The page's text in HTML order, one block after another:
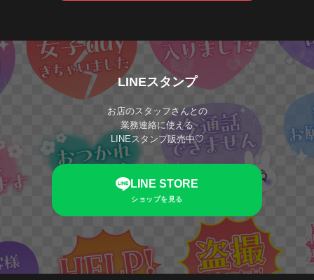
LINEスタンプ
お店のスタッフさんとの
業務連絡に使える
LINEスタンプ販売中♡
LINE STORE
ショップを見る